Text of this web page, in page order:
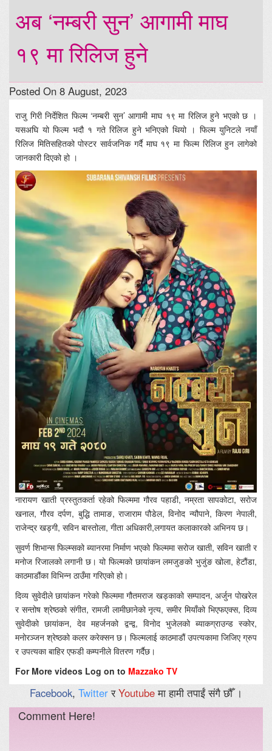
अब ‘नम्बरी सुन’ आगामी माघ
१९ मा रिलिज हुने
Posted On 8 August, 2023
राजु गिरी निर्देशित फिल्म ‘नम्बरी सुन’ आगामी माघ १९ मा रिलिज हुने भएको छ ।
यसअघि यो फिल्म भदौ १ गते रिलिज हुने भनिएको थियो । फिल्म युनिटले नयाँ
रिलिज मितिसहितको पोस्टर सार्वजनिक गर्दै माघ १९ मा फिल्म रिलिज हुन लागेको
जानकारी दिएको हो ।
नारायण खाती प्रस्तुतकर्ता रहेको फिल्ममा गौरव पहाडी, नम्रता सापकोटा, सरोज
खनाल, गौरव दर्पण, बुद्धि तामाङ, राजाराम पौडेल, विनोद न्यौपाने, किरण नेपाली,
राजेन्द्र खड्गी, सविन बास्तोला, गीता अधिकारी,लगायत कलाकारको अभिनय छ।
सुवर्ण शिभान्स फिल्म्सको ब्यानरमा निर्माण भएको फिल्ममा सरोज खाती, सविन खाती र
मनोज रिजालको लगानी छ। यो फिल्मको छायांकन लमजुङको भुजुंङ खोला, हेटौंडा,
काठमाडौंका विभिन्न ठाउँमा गरिएको हो।
दिव्य सुवेदीले छायांकन गरेको फिल्ममा गौतमराज खड्काको सम्पादन, अर्जुन पोखरेल
र सन्तोष श्रेष्ठको संगीत, रामजी लामीछानेको नृत्य, समीर मियाँको भिएफएक्स, दिव्य
सुवेदीको छायांकन, देव महर्जनको द्वन्द्व, विनोद भुजेलको ब्याकग्राउन्ड स्कोर,
मनोरञ्जन श्रेष्ठको कलर करेक्सन छ। फिल्मलाई काठमाडौं उपत्यकामा जिजिए ग्रुप
र उपत्यका बाहिर एफडी कम्पनीले वितरण गर्दैछ।
For More videos Log on to Mazzako TV
Facebook, TwitterरYoutubeमा हामी तपाईं संगै छौँ ।
Comment Here!